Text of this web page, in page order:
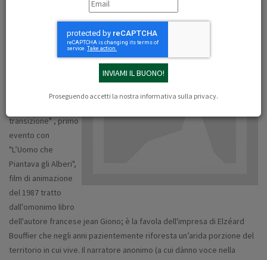
Proseguendo accetti la nostra informativa sulla privacy.
15- 1- 18 ore 19:00
Centro età libera rifredi romito pin Nascondi la mappa
Via Carlo Bini, 5, 50134 Firenze FI, Italia
gratuita del gruppo
transizione" , primo
evento con
"L’Uomo che
Piantava gli Alberi",
film di animazione
del 1987 tratto
dall'omonimo libro
dell'autore francese jean Giono; è la favola dell'impresa di Elzéard
Bouffier che negli anni pazientemente riforesta un’arida porzione del
territorio in cui vive. Il narratore anonimo (a cui dànno voce nella